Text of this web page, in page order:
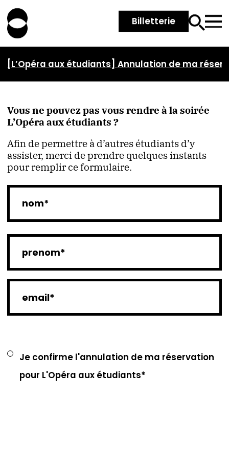
Billetterie
[L’Opéra aux étudiants] Annulation de ma
Vous ne pouvez pas vous rendre à la soirée
L’Opéra aux étudiants ?
Afin de permettre à d’autres étudiants d’y
assister, merci de prendre quelques instants
pour remplir ce formulaire.
Je confirme l'annulation de ma réservation
pour L'Opéra aux étudiants*